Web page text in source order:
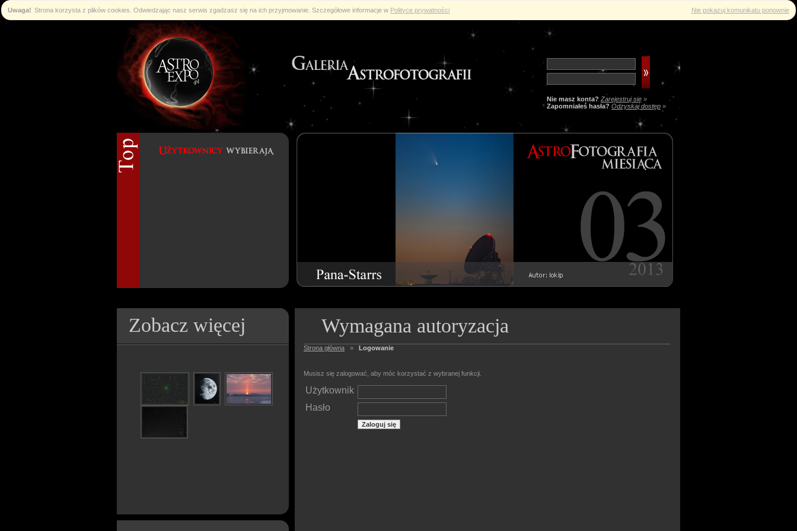
Uwaga! Strona korzysta z plików cookies. Odwiedzając nasz serwis zgadzasz się na ich przyjmowanie. Szczegółowe informacje w Polityce prywatności Nie pokazuj komunikatu ponownie
Nie masz konta? Zarejestruj się »
Zapomniałeś hasła? Odzyskaj dostęp »
Zobacz więcej Wymagana autoryzacja
Strona główna » Logowanie
Musisz się zalogować, aby móc korzystać z wybranej funkcji.
Użytkownik
Hasło